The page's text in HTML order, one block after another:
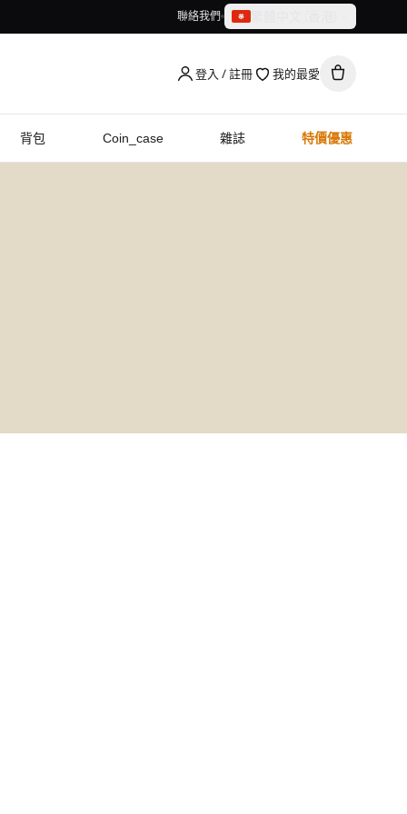
聯絡我們
繁體中文（香港）
登入 / 註冊
我的最愛
背包 Coin_case 雜誌 特價優惠